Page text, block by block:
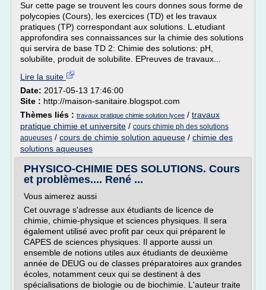
Sur cette page se trouvent les cours donnes sous forme de
polycopies (Cours), les exercices (TD) et les travaux
pratiques (TP) correspondant aux solutions. L.etudiant
approfondira ses connaissances sur la chimie des solutions
qui servira de base TD 2: Chimie des solutions: pH,
solubilite, produit de solubilite. EPreuves de travaux...
Lire la suite
Date: 2017-05-13 17:46:00
Site : http://maison-sanitaire.blogspot.com
Thèmes liés : travaux pratique chimie solution lycee / travaux
pratique chimie et universite / cours chimie ph des solutions
aqueuses / cours de chimie solution aqueuse / chimie des
solutions aqueuses
PHYSICO-CHIMIE DES SOLUTIONS. Cours
et problèmes.... René ...
Vous aimerez aussi
Cet ouvrage s'adresse aux étudiants de licence de
chimie, chimie-physique et sciences physiques. Il sera
également utilisé avec profit par ceux qui préparent le
CAPES de sciences physiques. Il apporte aussi un
ensemble de notions utiles aux étudiants de deuxième
année de DEUG ou de classes préparatoires aux grandes
écoles, notamment ceux qui se destinent à des
spécialisations de biologie ou de biochimie. L'auteur traite